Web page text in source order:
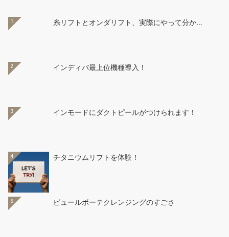
1 糸リフトとオンダリフト、実際にやって分か…
2 インディバ最上位機種導入！
3 インモードにダクトピールがつけられます！
4 チタニウムリフトを体験！
5 ピュールボーテクレンジングのすごさ